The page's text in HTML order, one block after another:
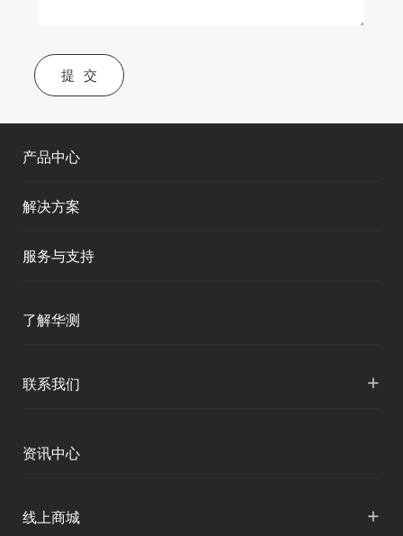
提交
产品中心
解决方案
服务与支持
了解华测
投资者关系
联系我们 +
申请成为伙伴
资讯中心
线上商城 +